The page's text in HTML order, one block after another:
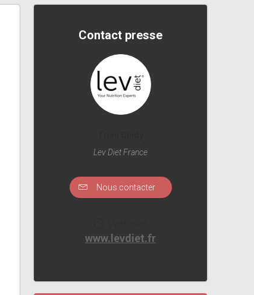
Contact presse
Lev Diet France
Nous contacter
www.levdiet.fr